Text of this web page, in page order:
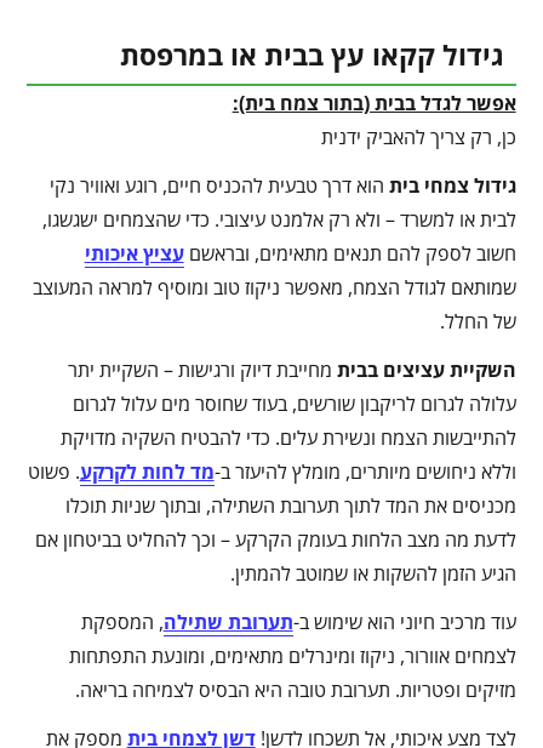
גידול קקאו עץ בבית או במרפסת
אפשר לגדל בבית (בתור צמח בית):
כן, רק צריך להאביק ידנית
גידול צמחי בית הוא דרך טבעית להכניס חיים, רוגע ואוויר נקי
לבית או למשרד – ולא רק אלמנט עיצובי. כדי שהצמחים ישגשגו,
חשוב לספק להם תנאים מתאימים, ובראשםעציץ איכותי
שמותאם לגודל הצמח, מאפשר ניקוז טוב ומוסיף למראה המעוצב
של החלל.
השקיית עציצים בבית מחייבת דיוק ורגישות – השקיית יתר
עלולה לגרום לריקבון שורשים, בעוד שחוסר מים עלול לגרום
להתייבשות הצמח ונשירת עלים. כדי להבטיח השקיה מדויקת
וללא ניחושים מיותרים, מומלץ להיעזר ב-מד לחות לקרקע. פשוט
מכניסים את המד לתוך תערובת השתילה, ובתוך שניות תוכלו
לדעת מה מצב הלחות בעומק הקרקע – וכך להחליט בביטחון אם
הגיע הזמן להשקות או שמוטב להמתין.
עוד מרכיב חיוני הוא שימוש ב-תערובת שתילה, המספקת
לצמחים אוורור, ניקוז ומינרלים מתאימים, ומונעת התפתחות
מזיקים ופטריות. תערובת טובה היא הבסיס לצמיחה בריאה.
לצד מצע איכותי, אל תשכחו לדשן!דשן לצמחי בית מספק את